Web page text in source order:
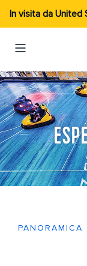
In visita da United
PANORAMICA